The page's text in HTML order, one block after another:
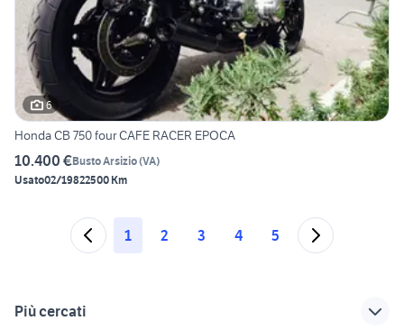
6
Honda CB 750 four CAFE RACER EPOCA
10.400 €Busto Arsizio(VA)
Usato02/19822500 Km
1 2 3 4 5
Più cercati